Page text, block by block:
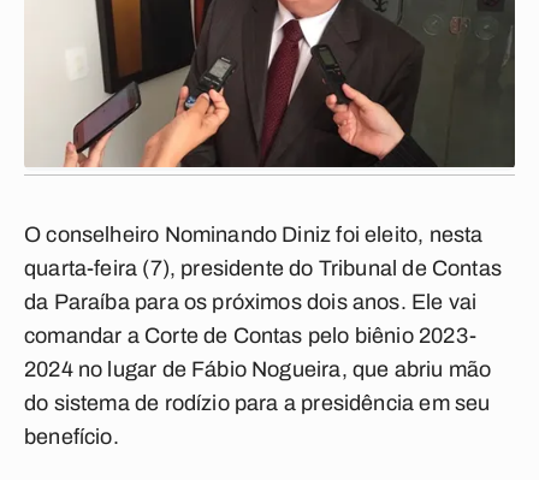
O conselheiro Nominando Diniz foi eleito, nesta
quarta-feira (7), presidente do Tribunal de Contas
da Paraíba para os próximos dois anos. Ele vai
comandar a Corte de Contas pelo biênio 2023-
2024 no lugar de Fábio Nogueira, que abriu mão
do sistema de rodízio para a presidência em seu
benefício.